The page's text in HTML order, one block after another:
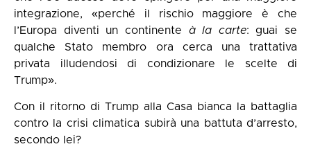
integrazione, «perché il rischio maggiore è che
l’Europa diventi un continente à la carte: guai se
qualche Stato membro ora cerca una trattativa
privata illudendosi di condizionare le scelte di
Trump».
Con il ritorno di Trump alla Casa bianca la battaglia
contro la crisi climatica subirà una battuta d’arresto,
secondo lei?